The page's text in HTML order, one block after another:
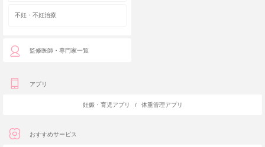
不妊・不妊治療
監修医師・専門家一覧
アプリ
妊娠・育児アプリ / 体重管理アプリ
おすすめサービス